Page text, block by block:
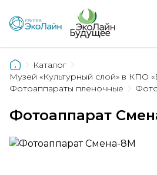
Каталог
Музей «Культурный слой» в КПО
Фотоаппараты пленочные
Фотоаппарат